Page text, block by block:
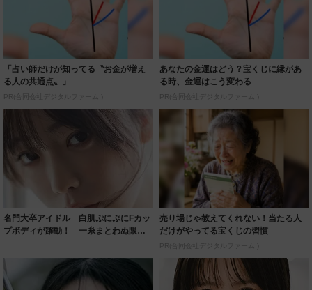
「占い師だけが知ってる〝お金が増え
る人の共通点〟」
PR(合同会社デジタルファーム )
あなたの金運はどう？宝くじに縁があ
る時、金運はこう変わる
PR(合同会社デジタルファーム )
名門大卒アイドル 白肌ぷにぷにFカッ
プボディが躍動！ 一糸まとわぬ限界
売り場じゃ教えてくれない！当たる人
だけがやってる宝くじの習慣
PR(合同会社デジタルファーム )